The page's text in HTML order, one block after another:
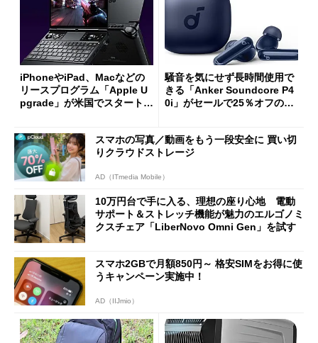
iPhoneやiPad、Macなどの
リースプログラム「Apple U
pgrade」が米国でスタート／
ut」が明...
騒音を気にせず長時間使用で
きる「Anker Soundcore P4
0i」がセールで25％オフの59
スマホの写真／動画をもう一段安全に 買い切
りクラウドストレージ
AD（ITmedia Mobile）
10万円台で手に入る、理想の座り心地 電動
サポート＆ストレッチ機能が魅力のエルゴノミ
クスチェア「LiberNovo Omni Gen」を試す
スマホ2GBで月額850円～ 格安SIMをお得に使
うキャンペーン実施中！
AD（IIJmio）